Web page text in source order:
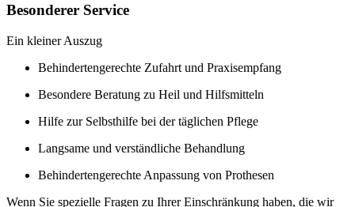
Besonderer Service
Ein kleiner Auszug
Behindertengerechte Zufahrt und Praxisempfang
Besondere Beratung zu Heil und Hilfsmitteln
Hilfe zur Selbsthilfe bei der täglichen Pflege
Langsame und verständliche Behandlung
Behindertengerechte Anpassung von Prothesen
Wenn Sie spezielle Fragen zu Ihrer Einschränkung haben, die wir